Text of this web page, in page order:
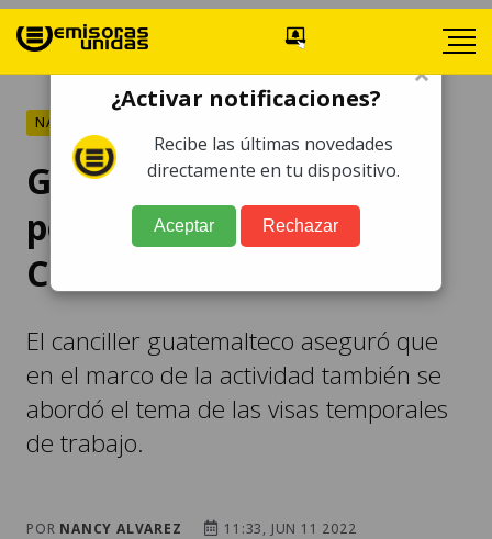
NACIONALES
Guatemala reitera
petición de TPS en
Cumbre de las Américas
El canciller guatemalteco aseguró que
en el marco de la actividad también se
abordó el tema de las visas temporales
de trabajo.
POR NANCY ALVAREZ
11:33, JUN 11 2022
×
¿Activar notificaciones?
Recibe las últimas novedades
directamente en tu dispositivo.
Aceptar Rechazar